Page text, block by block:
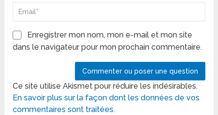
Enregistrer mon nom, mon e-mail et mon site
dans le navigateur pour mon prochain commentaire.
Ce site utilise Akismet pour réduire les indésirables.
En savoir plus sur la façon dont les données de vos
commentaires sont traitées.